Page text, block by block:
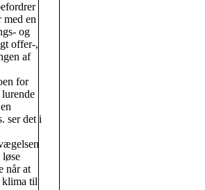
en
og
offer-,
af
for
ser det i
når at
klima til